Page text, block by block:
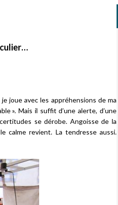
joue avec les appréhensions de ma
». Mais il suffit d’une alerte, d’une
se dérobe. Angoisse de la
calme revient. La tendresse aussi.